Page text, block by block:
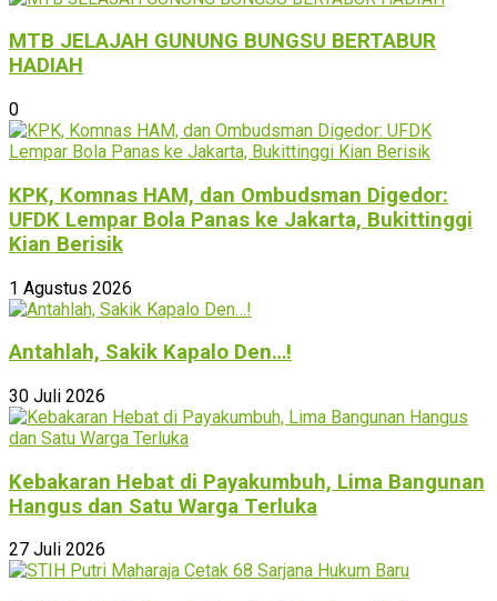
MTB JELAJAH GUNUNG BUNGSU BERTABUR
HADIAH
0
KPK, Komnas HAM, dan Ombudsman Digedor:
UFDK Lempar Bola Panas ke Jakarta, Bukittinggi
Kian Berisik
1 Agustus 2026
Antahlah, Sakik Kapalo Den…!
30 Juli 2026
Kebakaran Hebat di Payakumbuh, Lima Bangunan
Hangus dan Satu Warga Terluka
27 Juli 2026